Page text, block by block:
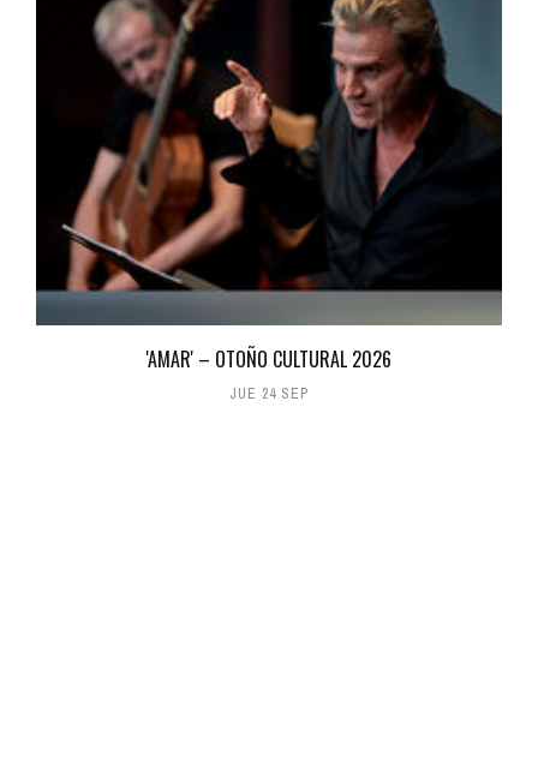
'AMAR' – OTOÑO CULTURAL 2026
JUE 24 SEP